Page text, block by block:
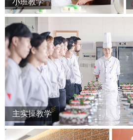
小班教学
主实操教学